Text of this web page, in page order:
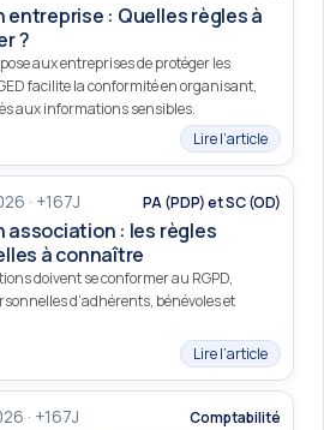
entreprise : Quelles règles à
?
aux entreprises de protéger les
facilite la conformité en organisant,
aux informations sensibles.
Lire l’article
· +167J PA (PDP) et SC (OD)
association : les règles
à connaître
doivent se conformer au RGPD,
d’adhérents, bénévoles et
Lire l’article
· +167J Comptabilité